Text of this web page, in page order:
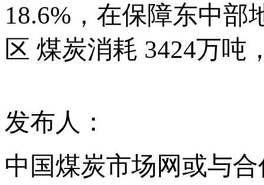
18.6%，在保障东中部
区 煤炭消耗 3424万吨
发布人：
中国煤炭市场网或与